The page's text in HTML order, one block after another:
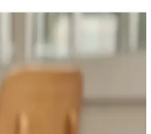
12 Parça Manikür ve
Kolaylığı
12 parçalık set, taşıma çantasıyla
Metal yapısı ince olsa da, dikkatli
Kozmetik Çantası
İpuçları
kalitesi, bölme sayısı ve su